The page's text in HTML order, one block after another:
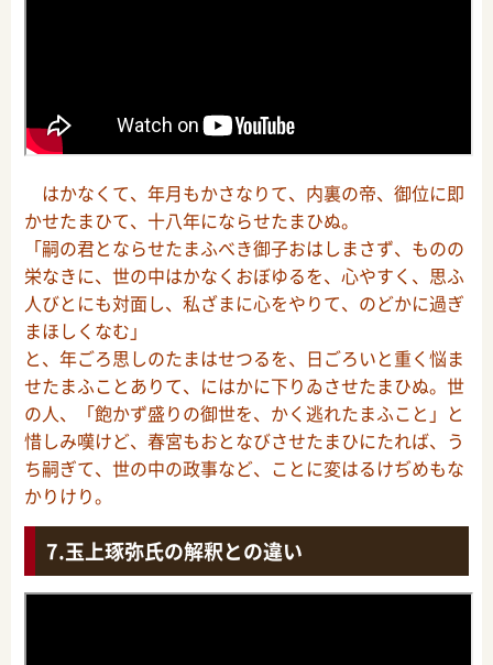
はかなくて、年月もかさなりて、内裏の帝、御位に即
かせたまひて、十八年にならせたまひぬ。
「嗣の君とならせたまふべき御子おはしまさず、ものの
栄なきに、世の中はかなくおぼゆるを、心やすく、思ふ
人びとにも対面し、私ざまに心をやりて、のどかに過ぎ
まほしくなむ」
と、年ごろ思しのたまはせつるを、日ごろいと重く悩ま
せたまふことありて、にはかに下りゐさせたまひぬ。世
の人、「飽かず盛りの御世を、かく逃れたまふこと」と
惜しみ嘆けど、春宮もおとなびさせたまひにたれば、う
ち嗣ぎて、世の中の政事など、ことに変はるけぢめもな
かりけり。
玉上琢弥氏の解釈との違い